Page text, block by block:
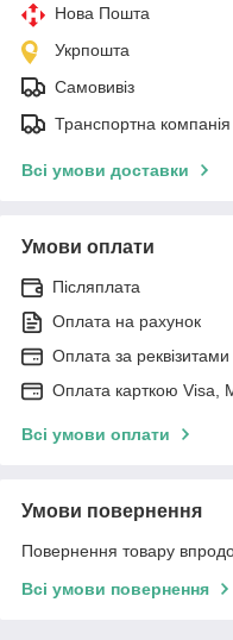
Нова Пошта
Укрпошта
Самовивіз
Транспортна компанія
Всі умови доставки
Умови оплати
Післяплата
Оплата на рахунок
Оплата за реквізитами
Оплата карткою Visa,
Всі умови оплати
Умови повернення
Повернення товару
Всі умови повернення